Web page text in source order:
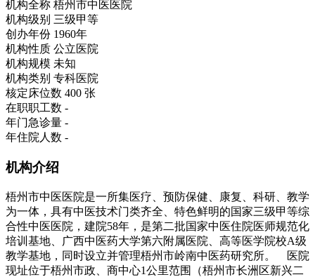
机构全称 梧州市中医医院
机构级别 三级甲等
创办年份 1960年
机构性质 公立医院
机构规模 未知
机构类别 专科医院
核定床位数 400 张
在职职工数 -
年门急诊量 -
年住院人数 -
机构介绍
梧州市中医医院是一所集医疗、预防保健、康复、科研、教学
为一体，具有中医技术门类齐全、特色鲜明的国家三级甲等综
合性中医医院，建院58年，是第二批国家中医住院医师规范化
培训基地、广西中医药大学第六附属医院、高等医学院校A级
教学基地，同时设立并管理梧州市岭南中医药研究所。 医院
现址位于梧州市政、商中心1公里范围（梧州市长洲区新兴二